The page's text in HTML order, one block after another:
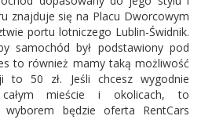
znajduje się na Placu Dworcowym
portu lotniczego Lublin-Świdnik.
samochód był podstawiony pod
to również mamy taką możliwość
to 50 zł. Jeśli chcesz wygodnie
mieście i okolicach, to
wyborem będzie oferta RentCars